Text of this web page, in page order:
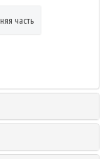
часть